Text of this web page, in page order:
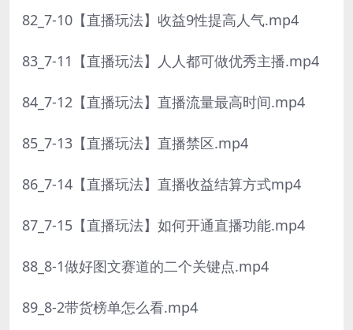
82_7-10【直播玩法】收益9性提高人气.mp4
83_7-11【直播玩法】人人都可做优秀主播.mp4
84_7-12【直播玩法】直播流量最高时间.mp4
85_7-13【直播玩法】直播禁区.mp4
86_7-14【直播玩法】直播收益结算方式mp4
87_7-15【直播玩法】如何开通直播功能.mp4
88_8-1做好图文赛道的二个关键点.mp4
89_8-2带货榜单怎么看.mp4